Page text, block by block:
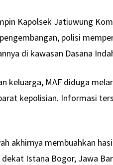
Kapolsek Jatiuwung
polisi
di kawasan Dasana
keluarga, MAF diduga
kepolisian. Informasi
akhirnya membuahkan
Istana Bogor, Jawa